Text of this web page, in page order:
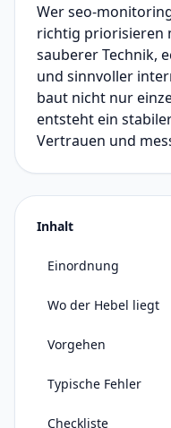
Wer seo-
richtig priorisieren
sauberer Technik,
und sinnvoller
baut nicht nur
entsteht ein
Vertrauen und
Inhalt
Einordnung
Wo der Hebel liegt
Vorgehen
Typische Fehler
Checkliste